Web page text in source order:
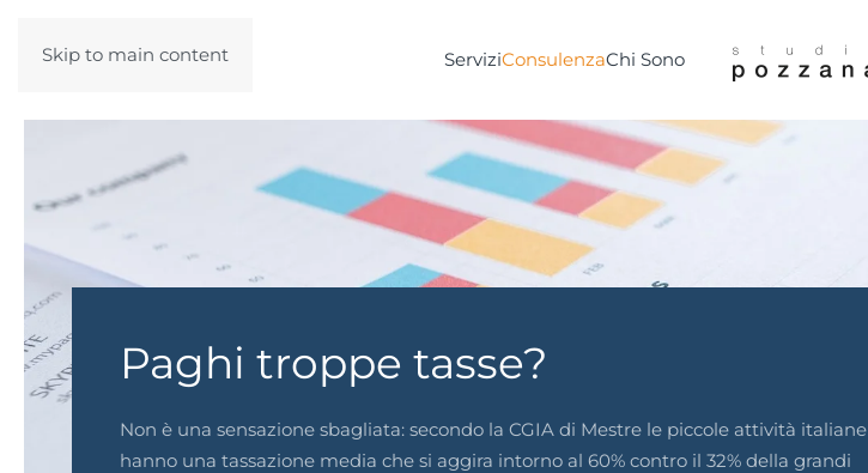
Skip to main content ServiziConsulenzaChi Sono
Paghi troppe tasse?
Non è una sensazione sbagliata: secondo la CGIA di Mestre le piccole attività italiane
hanno una tassazione media che si aggira intorno al 60% contro il 32% della grandi